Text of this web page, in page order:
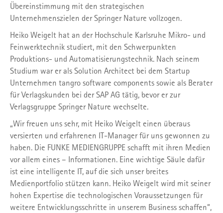
Übereinstimmung mit den strategischen
Unternehmenszielen der Springer Nature vollzogen.
Heiko Weigelt hat an der Hochschule Karlsruhe Mikro- und
Feinwerktechnik studiert, mit den Schwerpunkten
Produktions- und Automatisierungstechnik. Nach seinem
Studium war er als Solution Architect bei dem Startup
Unternehmen tangro software components sowie als Berater
für Verlagskunden bei der SAP AG tätig, bevor er zur
Verlagsgruppe Springer Nature wechselte.
„Wir freuen uns sehr, mit Heiko Weigelt einen überaus
versierten und erfahrenen IT-Manager für uns gewonnen zu
haben. Die FUNKE MEDIENGRUPPE schafft mit ihren Medien
vor allem eines – Informationen. Eine wichtige Säule dafür
ist eine intelligente IT, auf die sich unser breites
Medienportfolio stützen kann. Heiko Weigelt wird mit seiner
hohen Expertise die technologischen Voraussetzungen für
weitere Entwicklungsschritte in unserem Business schaffen“,